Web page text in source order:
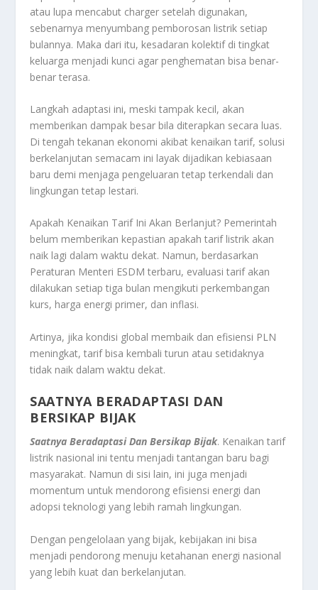
atau lupa mencabut charger setelah digunakan,
sebenarnya menyumbang pemborosan listrik setiap
bulannya. Maka dari itu, kesadaran kolektif di tingkat
keluarga menjadi kunci agar penghematan bisa benar-
benar terasa.
Langkah adaptasi ini, meski tampak kecil, akan
memberikan dampak besar bila diterapkan secara luas.
Di tengah tekanan ekonomi akibat kenaikan tarif, solusi
berkelanjutan semacam ini layak dijadikan kebiasaan
baru demi menjaga pengeluaran tetap terkendali dan
lingkungan tetap lestari.
Apakah Kenaikan Tarif Ini Akan Berlanjut? Pemerintah
belum memberikan kepastian apakah tarif listrik akan
naik lagi dalam waktu dekat. Namun, berdasarkan
Peraturan Menteri ESDM terbaru, evaluasi tarif akan
dilakukan setiap tiga bulan mengikuti perkembangan
kurs, harga energi primer, dan inflasi.
Artinya, jika kondisi global membaik dan efisiensi PLN
meningkat, tarif bisa kembali turun atau setidaknya
tidak naik dalam waktu dekat.
SAATNYA BERADAPTASI DAN
BERSIKAP BIJAK
Saatnya Beradaptasi Dan Bersikap Bijak. Kenaikan tarif
listrik nasional ini tentu menjadi tantangan baru bagi
masyarakat. Namun di sisi lain, ini juga menjadi
momentum untuk mendorong efisiensi energi dan
adopsi teknologi yang lebih ramah lingkungan.
Dengan pengelolaan yang bijak, kebijakan ini bisa
menjadi pendorong menuju ketahanan energi nasional
yang lebih kuat dan berkelanjutan.